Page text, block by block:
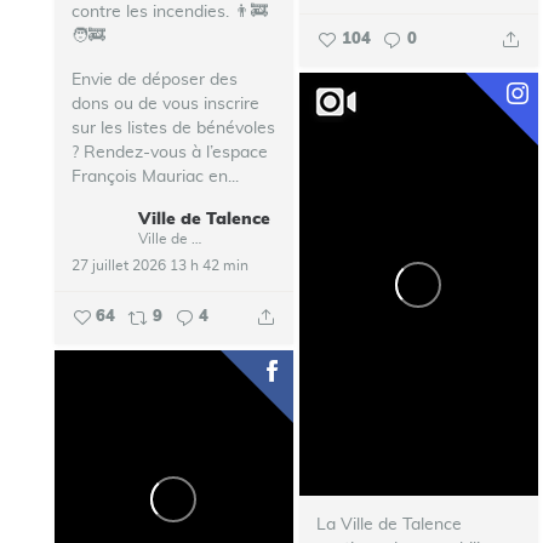
104 0
contre les incendies. 👨‍🚒
🧑‍🚒
Envie de déposer des
dons ou de vous inscrire
sur les listes de bénévoles
? Rendez-vous à l’espace
François Mauriac en...
Ville de Talence
27 juillet 2026 13 h 42 min
64 9 4
La Ville de Talence